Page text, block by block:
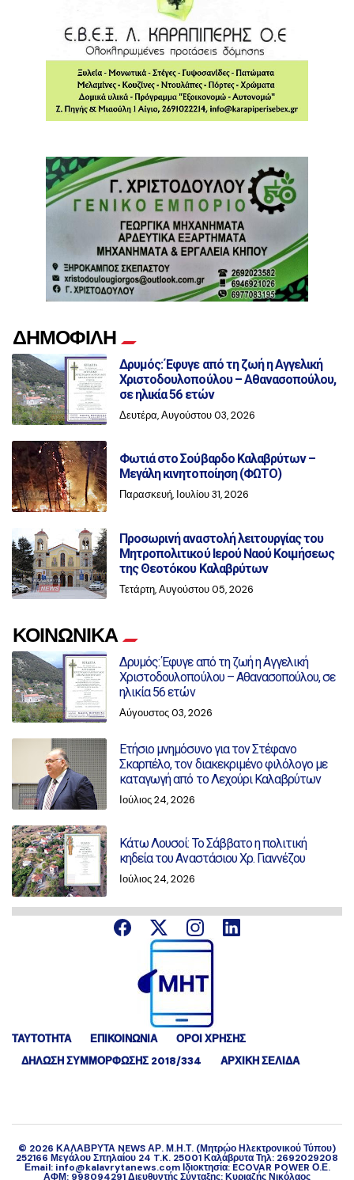
ΔΗΜΟΦΙΛΗ
Δρυμός: Έφυγε από τη ζωή η Αγγελική
Χριστοδουλοπούλου – Αθανασοπούλου,
σε ηλικία 56 ετών
Δευτέρα, Αυγούστου 03, 2026
Φωτιά στο Σούβαρδο Καλαβρύτων –
Μεγάλη κινητοποίηση (ΦΩΤΟ)
Παρασκευή, Ιουλίου 31, 2026
Προσωρινή αναστολή λειτουργίας του
Μητροπολιτικού Ιερού Ναού Κοιμήσεως
της Θεοτόκου Καλαβρύτων
Τετάρτη, Αυγούστου 05, 2026
ΚΟΙΝΩΝΙΚΑ
Δρυμός: Έφυγε από τη ζωή η Αγγελική
Χριστοδουλοπούλου – Αθανασοπούλου, σε
ηλικία 56 ετών
Αύγουστος 03, 2026
Ετήσιο μνημόσυνο για τον Στέφανο
Σκαρπέλο, τον διακεκριμένο φιλόλογο με
καταγωγή από το Λεχούρι Καλαβρύτων
Ιούλιος 24, 2026
Κάτω Λουσοί: Το Σάββατο η πολιτική
κηδεία του Αναστάσιου Χρ. Γιαννέζου
Ιούλιος 24, 2026
ΤΑΥΤΟΤΗΤΑ ΕΠΙΚΟΙΝΩΝΙΑ
ΟΡΟΙ ΧΡΗΣΗΣ
ΔΉΛΩΣΗ ΣΥΜΜΌΡΦΩΣΗΣ 2018/334
ΑΡΧΙΚΗ ΣΕΛΙΔΑ
© 2026 ΚΑΛΑΒΡΥΤΑ NEWS ΑΡ. Μ.Η.Τ. (Μητρώο Ηλεκτρονικού Τύπου)
252166 Μεγάλου Σπηλαίου 24 T.K. 25001 Καλάβρυτα Τηλ: 2692029208
Εmail: info@kalavrytanews.com Ιδιοκτησία: ECOVAR POWER Ο.Ε.
ΑΦΜ: 998094291 Διευθυντής Σύνταξης: Κυριαζής Νικόλαος